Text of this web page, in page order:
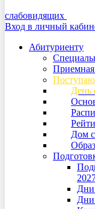
слабовидящих
Вход в личный
Абитуриенту
День
Дом
Дни
Дни